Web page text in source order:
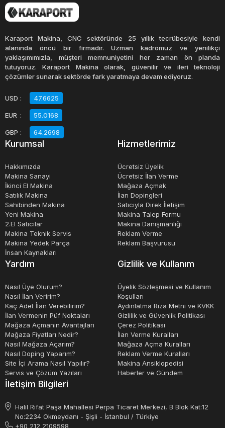
Karaport Makina, CNC sektöründe 25 yıllık tecrübesiyle kendi
alanında öncü bir firmadır. Uzman kadromuz ve yenilikçi
yaklaşımımızla, müşteri memnuniyetini her zaman ön planda
tutuyoruz. Karaport Makina olarak, güvenilir ve ileri teknoloji
çözümler sunarak sektörde fark yaratmaya devam ediyoruz.
USD : 47.6625
EUR : 55.0168
GBP : 64.2698
Kurumsal
Hakkımızda
Makina Sanayi
İkinci El Makina
Satılık Makina
Sahibinden Makina
Yeni Makina
2.El Satıcılar
Makina Teknik Servis
Makina Yedek Parça
İnsan Kaynakları
Hizmetlerimiz
Ücretsiz Üyelik
Ücretsiz İlan Verme
Mağaza Açmak
İlan Dopingleri
Satıcıyla Direk İletişim
Makina Talep Formu
Makina Danışmanlığı
Reklam Verme
Reklam Başvurusu
Yardım
Nasıl Üye Olurum?
Nasıl İlan Veririm?
Kaç Adet İlan Verebilirim?
İlan Vermenin Püf Noktaları
Mağaza Açmanın Avantajları
Mağaza Fiyatları Nedir?
Nasıl Mağaza Açarım?
Nasıl Doping Yaparım?
Site İçi Arama Nasıl Yapılır?
Servis ve Çözüm Yazıları
Gizlilik ve Kullanım
Üyelik Sözleşmesi ve Kullanım
Koşulları
Aydınlatma Rıza Metni ve KVKK
Gizlilik ve Güvenlik Politikası
Çerez Politikası
İlan Verme Kuralları
Mağaza Açma Kuralları
Reklam Verme Kuralları
Makina Ansiklopedisi
Haberler ve Gündem
İletişim Bilgileri
Halil Rıfat Paşa Mahallesi Perpa Ticaret Merkezi, B Blok Kat:12
No:2234 Okmeydanı - Şişli - İstanbul / Türkiye
+90 212 2109598